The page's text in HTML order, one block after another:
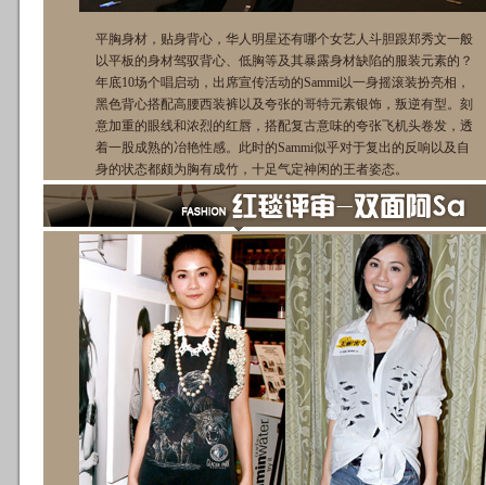
平胸身材，贴身背心，华人明星还有哪个女艺人斗胆跟郑秀文一般
以平板的身材驾驭背心、低胸等及其暴露身材缺陷的服装元素的？
年底10场个唱启动，出席宣传活动的Sammi以一身摇滚装扮亮相，
黑色背心搭配高腰西装裤以及夸张的哥特元素银饰，叛逆有型。刻
意加重的眼线和浓烈的红唇，搭配复古意味的夸张飞机头卷发，透
着一股成熟的冶艳性感。此时的Sammi似乎对于复出的反响以及自
身的状态都颇为胸有成竹，十足气定神闲的王者姿态。